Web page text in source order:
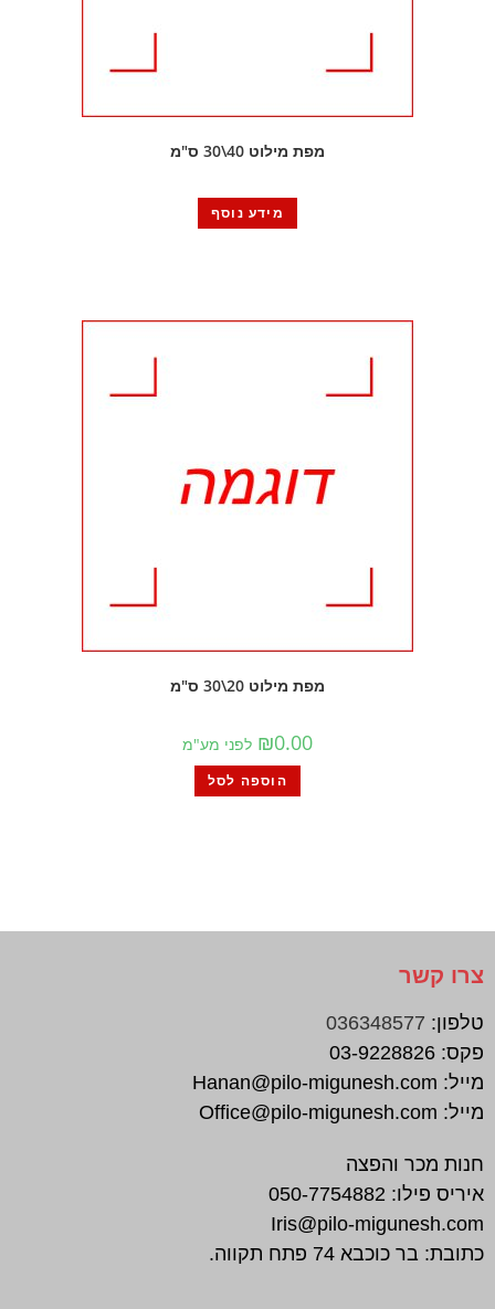
מפת מילוט 40\30 ס"מ
מידע נוסף
מפת מילוט 20\30 ס"מ
₪0.00 לפני מע"מ
הוספה לסל
צרו קשר
טלפון: 036348577
פקס: 03-9228826
מייל: Hanan@pilo-migunesh.com
מייל: Office@pilo-migunesh.com
חנות מכר והפצה
איריס פילו: 050-7754882
Iris@pilo-migunesh.com
כתובת: בר כוכבא 74 פתח תקווה.